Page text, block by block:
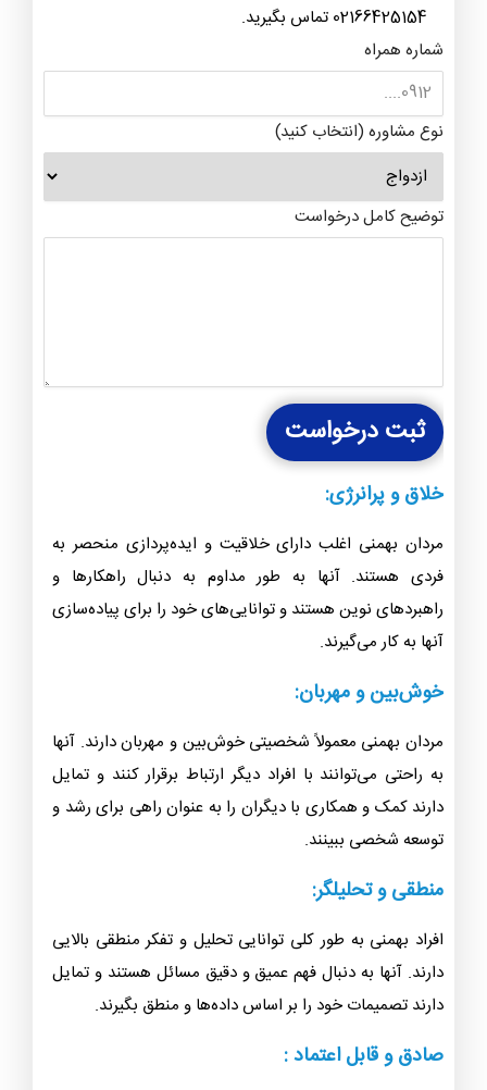
02166425154 تماس بگیرید.
شماره همراه
نوع مشاوره (انتخاب کنید)
توضیح کامل درخواست
ثبت درخواست
خلاق و پرانرژی:
مردان بهمنی اغلب دارای خلاقیت و ایده‌پردازی منحصر به
فردی هستند. آنها به طور مداوم به دنبال راهکارها و
راهبردهای نوین هستند و توانایی‌های خود را برای پیاده‌سازی
آنها به کار می‌گیرند.
خوش‌بین و مهربان:
مردان بهمنی معمولاً شخصیتی خوش‌بین و مهربان دارند. آنها
به راحتی می‌توانند با افراد دیگر ارتباط برقرار کنند و تمایل
دارند کمک و همکاری با دیگران را به عنوان راهی برای رشد و
توسعه شخصی ببینند.
منطقی و تحلیلگر:
افراد بهمنی به طور کلی توانایی تحلیل و تفکر منطقی بالایی
دارند. آنها به دنبال فهم عمیق و دقیق مسائل هستند و تمایل
دارند تصمیمات خود را بر اساس داده‌ها و منطق بگیرند.
صادق و قابل اعتماد :